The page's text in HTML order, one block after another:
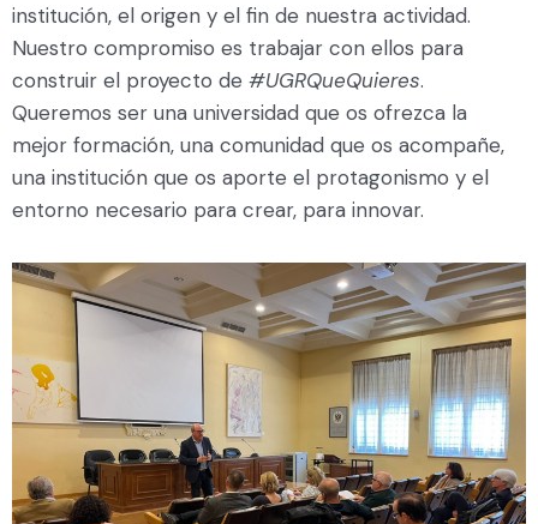
institución, el origen y el fin de nuestra actividad.
Nuestro compromiso es trabajar con ellos para
construir el proyecto de #UGRQueQuieres.
Queremos ser una universidad que os ofrezca la
mejor formación, una comunidad que os acompañe,
una institución que os aporte el protagonismo y el
entorno necesario para crear, para innovar.